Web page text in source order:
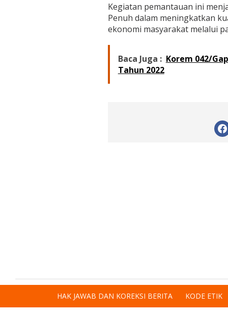
u
n
g
P
a
r
Kegiatan pemantauan ini
Penuh dalam meningkatkan
ekonomi masyarakat melalui
Baca Juga : Korem 042/
Tahun 2022
HAK JAWAB DAN KOREKSI BERITA KODE ETIK